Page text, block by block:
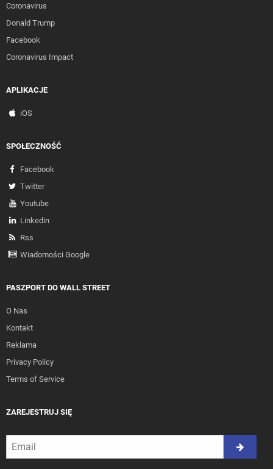
Coronavirus
Donald Trump
Facebook
Coronavirus Impact
APLIKACJE
iOS
SPOŁECZNOŚĆ
Facebook
Twitter
Youtube
Linkedin
Rss
Wiadomości Google
PASZPORT DO WALL STREET
O Nas
Kontakt
Reklama
Privacy Policy
Terms of Service
ZAREJESTRUJ SIĘ